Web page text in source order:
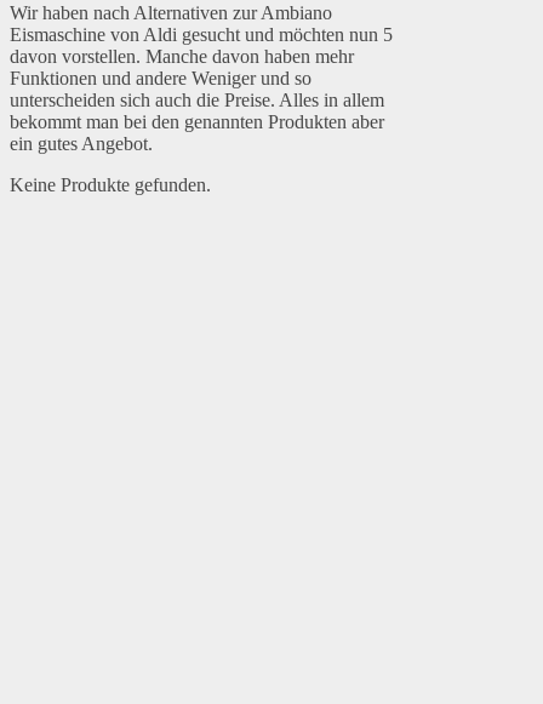
Wir haben nach Alternativen zur Ambiano
Eismaschine von Aldi gesucht und möchten nun 5
davon vorstellen. Manche davon haben mehr
Funktionen und andere Weniger und so
unterscheiden sich auch die Preise. Alles in allem
bekommt man bei den genannten Produkten aber
ein gutes Angebot.
Keine Produkte gefunden.